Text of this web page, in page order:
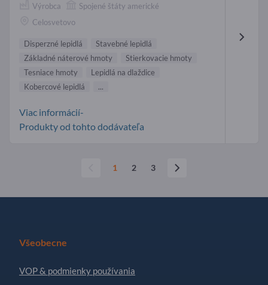
Výrobca
Spojené štáty americké
Celosvetovo
Disperzné lepidlá
Stavebné lepidlá
Základné náterové hmoty
Stierkovacie hmoty
Tesniace hmoty
Lepidlá na dlaždice
Kobercové lepidlá
...
Viac informácií-
Produkty od tohto dodávateľa
1 2 3
Všeobecne
VOP & podmienky používania